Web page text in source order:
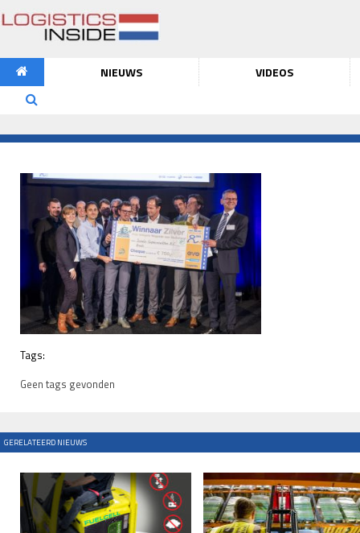
NIEUWS VIDEOS
Tags:
Geen tags gevonden
GERELATEERD NIEUWS